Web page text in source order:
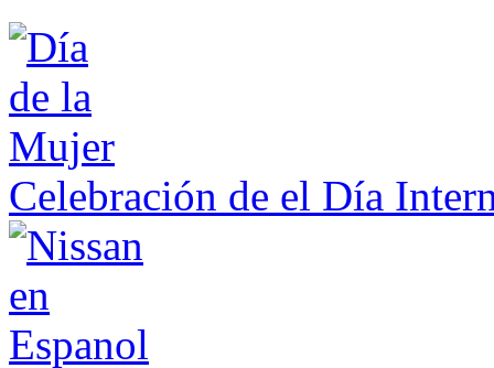
Celebración de el Día